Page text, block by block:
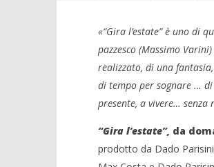
NOW VIEWING
L’Aura. In autunno il
28/07/2011
Redazione
«“Gira l’estate” è uno di
pazzesco (Massimo
realizzato, di una
di tempo per sognare …
presente, a vivere… senza
“Gira l’estate”, da
prodotto da Dado